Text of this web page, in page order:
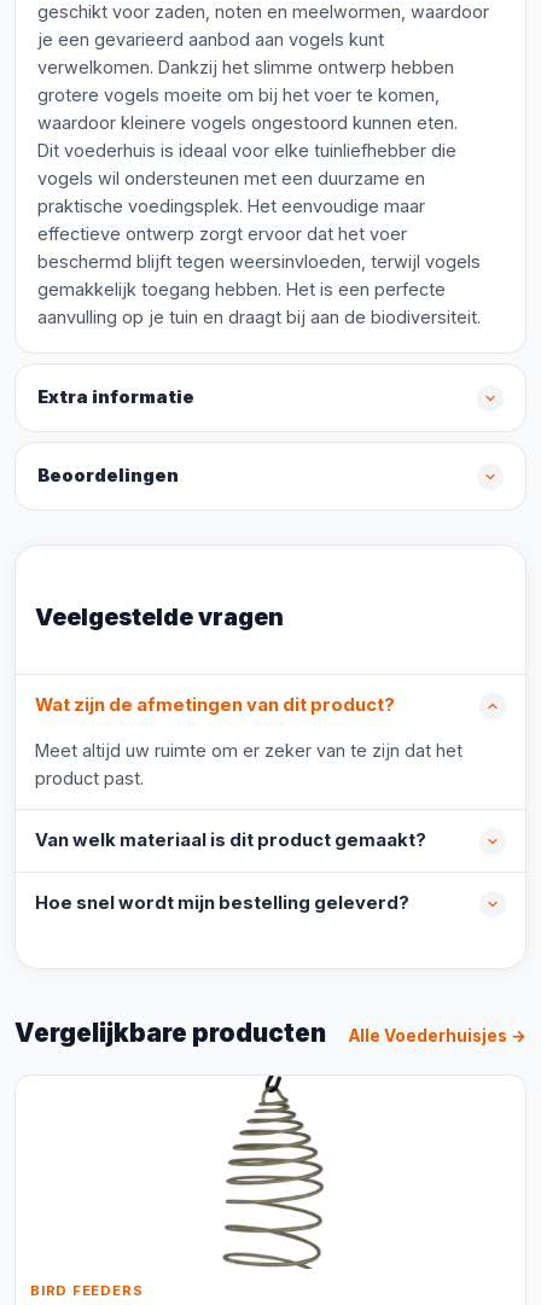
geschikt voor zaden, noten en meelwormen, waardoor
je een gevarieerd aanbod aan vogels kunt
verwelkomen. Dankzij het slimme ontwerp hebben
grotere vogels moeite om bij het voer te komen,
waardoor kleinere vogels ongestoord kunnen eten.
Dit voederhuis is ideaal voor elke tuinliefhebber die
vogels wil ondersteunen met een duurzame en
praktische voedingsplek. Het eenvoudige maar
effectieve ontwerp zorgt ervoor dat het voer
beschermd blijft tegen weersinvloeden, terwijl vogels
gemakkelijk toegang hebben. Het is een perfecte
aanvulling op je tuin en draagt bij aan de biodiversiteit.
Extra informatie
Beoordelingen
Veelgestelde vragen
Wat zijn de afmetingen van dit product?
Meet altijd uw ruimte om er zeker van te zijn dat het
product past.
Van welk materiaal is dit product gemaakt?
Hoe snel wordt mijn bestelling geleverd?
Vergelijkbare producten Alle Voederhuisjes →
BIRD FEEDERS